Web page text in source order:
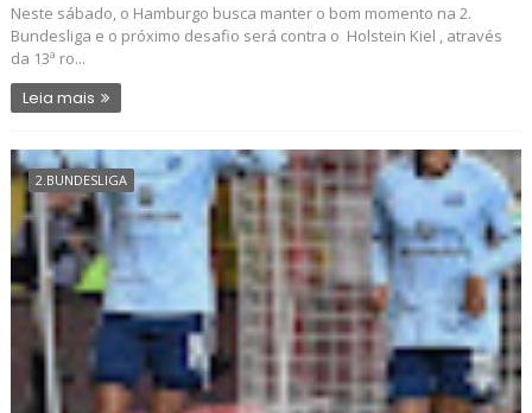
Neste sábado, o Hamburgo busca manter o bom momento na 2.
Bundesliga e o próximo desafio será contra o Holstein Kiel , através
da 13ª ro...
Leia mais
2.BUNDESLIGA